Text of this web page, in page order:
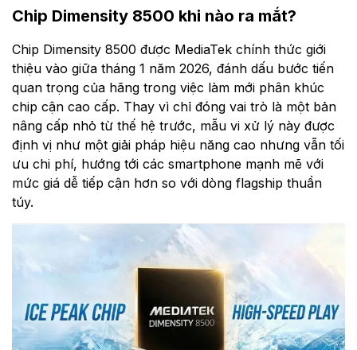
Chip Dimensity 8500 khi nào ra mắt?
Chip Dimensity 8500 được MediaTek chính thức giới
thiệu vào giữa tháng 1 năm 2026, đánh dấu bước tiến
quan trọng của hãng trong việc làm mới phân khúc
chip cận cao cấp. Thay vì chỉ đóng vai trò là một bản
nâng cấp nhỏ từ thế hệ trước, mẫu vi xử lý này được
định vị như một giải pháp hiệu năng cao nhưng vẫn tối
ưu chi phí, hướng tới các smartphone mạnh mẽ với
mức giá dễ tiếp cận hơn so với dòng flagship thuần
túy.